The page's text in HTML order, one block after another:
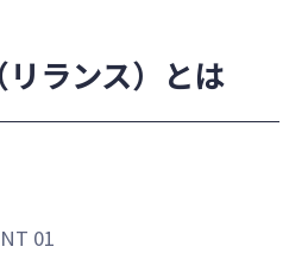
ランス）とは
01